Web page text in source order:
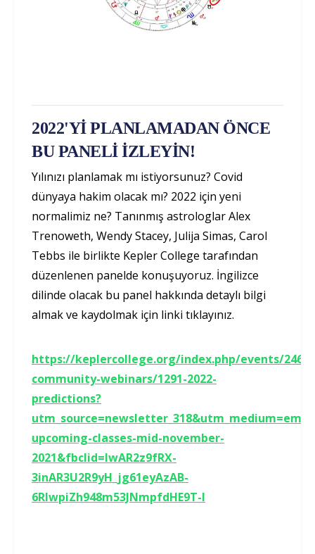
2022'Yİ PLANLAMADAN ÖNCE
BU PANELİ İZLEYİN!
Yılınızı planlamak mı istiyorsunuz? Covid
dünyaya hakim olacak mı? 2022 için yeni
normalimiz ne? Tanınmış astrologlar Alex
Trenoweth, Wendy Stacey, Julija Simas, Carol
Tebbs ile birlikte Kepler College tarafından
düzenlenen panelde konuşuyoruz. İngilizce
dilinde olacak bu panel hakkında detaylı bilgi
almak ve kaydolmak için linki tıklayınız.
https://keplercollege.org/index.php/events/246-
community-webinars/1291-2022-
predictions?
upcoming-classes-mid-november-
2021&fbclid=IwAR2z9fRX-
3inAR3U2R9yH_jg61eyAzAB-
6RlwpiZh948m53JNmpfdHE9T-I